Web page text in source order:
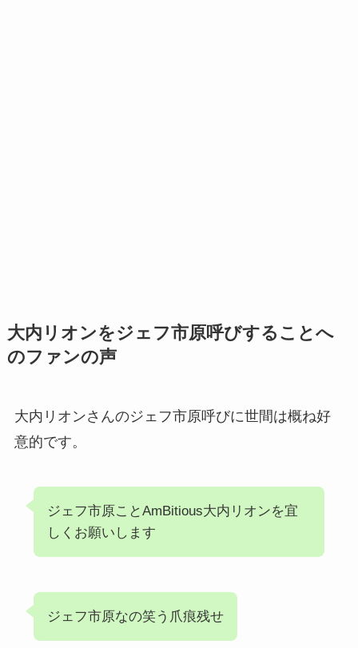
大内リオンをジェフ市原呼びすることへ
のファンの声
大内リオンさんのジェフ市原呼びに世間は概ね好
意的です。
ジェフ市原ことAmBitious大内リオンを宜
しくお願いします
ジェフ市原なの笑う爪痕残せ